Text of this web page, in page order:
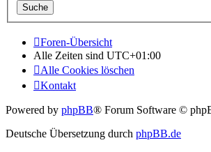
Foren-Übersicht
Alle Zeiten sind UTC+01:00
Alle Cookies löschen
Kontakt
Powered by phpBB® Forum Software ©
Deutsche Übersetzung durch phpBB.de